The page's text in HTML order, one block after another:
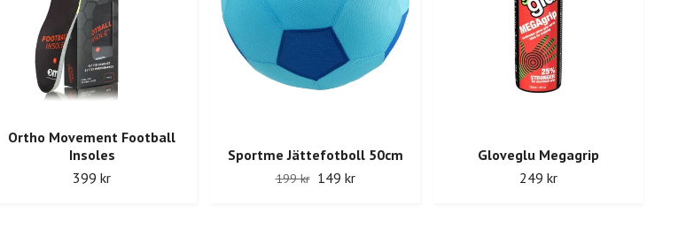
Ortho Movement Football
Insoles
399 kr
Sportme Jättefotboll 50cm
199 kr 149 kr
Gloveglu Megagrip
249 kr